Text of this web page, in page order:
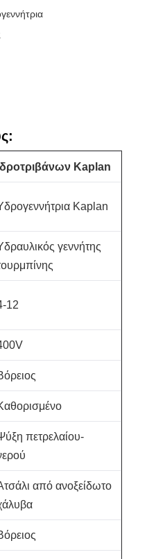
Kaplan
Kaplan
γεννήτης
12
πετρελαίου-
από ανοξείδωτο